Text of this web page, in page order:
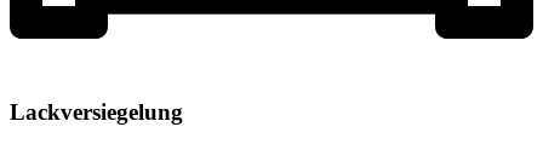
Lackversiegelung